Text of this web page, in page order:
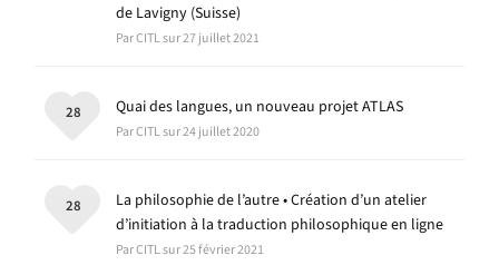
de Lavigny (Suisse)
Par CITL sur 27 juillet 2021
Quai des langues, un nouveau projet ATLAS
Par CITL sur 24 juillet 2020
28
La philosophie de l’autre • Création d’un atelier
d’initiation à la traduction philosophique en ligne
Par CITL sur 25 février 2021
28